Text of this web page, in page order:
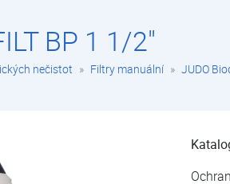
BP 1 1/2"
nečistot Filtry manuální JUDO